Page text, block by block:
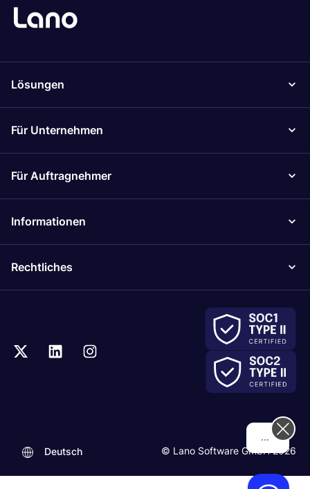
Lösungen
Für Unternehmen
Für Auftragnehmer
Informationen
Rechtliches
© Lano Software GmbH 2026
Deutsch
Hi! How can we help you today?